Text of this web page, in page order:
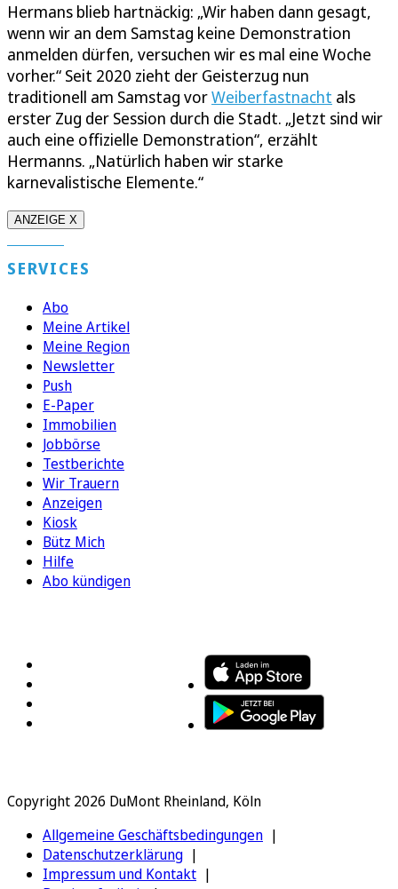
Hermans blieb hartnäckig: „Wir haben dann gesagt,
wenn wir an dem Samstag keine Demonstration
anmelden dürfen, versuchen wir es mal eine Woche
vorher.“ Seit 2020 zieht der Geisterzug nun
traditionell am Samstag vorWeiberfastnacht als
erster Zug der Session durch die Stadt. „Jetzt sind wir
auch eine offizielle Demonstration“, erzählt
Hermanns. „Natürlich haben wir starke
karnevalistische Elemente.“
ANZEIGE X
SERVICES
Abo
Meine Artikel
Meine Region
Newsletter
Push
E-Paper
Immobilien
Jobbörse
Testberichte
Wir Trauern
Anzeigen
Kiosk
Bütz Mich
Hilfe
Abo kündigen
Copyright 2026 DuMont Rheinland, Köln
Allgemeine Geschäftsbedingungen
Datenschutzerklärung
Impressum und Kontakt